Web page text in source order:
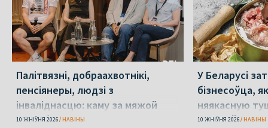
Палітвязні, добраахвотнікі,
пенсіянеры, людзі з
інваліднасцю: каму за мяжой
патрэбная дапамога і якая
10 ЖНІЎНЯ 2026 НАВІНЫ
У Беларусі
бізнесоўца,
няякасную
вайскоўцам
10 ЖНІЎНЯ 2026 НАВІНЫ